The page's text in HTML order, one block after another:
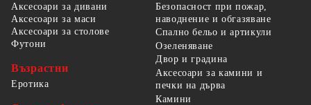
Аксесоари за дивани
Аксесоари за маси
Аксесоари за столове
Футони
Възрастни
Еротика
Безопасност при пожар,
наводнение и обгазяване
Спално бельо и артикули
Озеленяване
Двор и градина
Аксесоари за камини и
печки на дърва
Камини